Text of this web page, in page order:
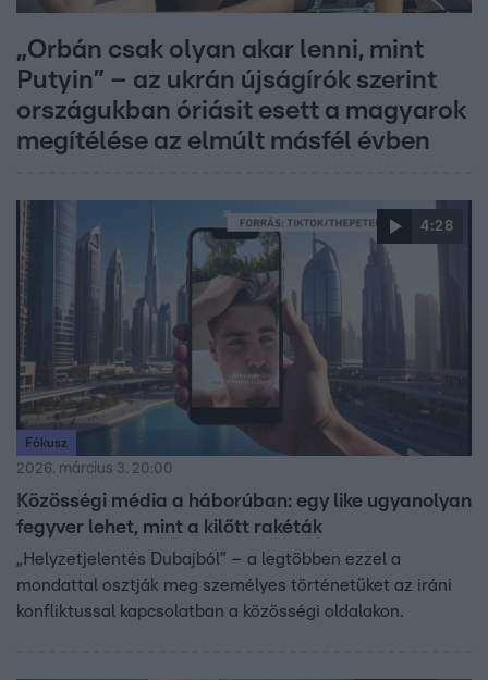
„Orbán csak olyan akar lenni, mint
Putyin” – az ukrán újságírók szerint
országukban óriásit esett a magyarok
megítélése az elmúlt másfél évben
4:28
Fókusz
2026. március 3. 20:00
Közösségi média a háborúban: egy like ugyanolyan
fegyver lehet, mint a kilőtt rakéták
„Helyzetjelentés Dubajból” – a legtöbben ezzel a
mondattal osztják meg személyes történetüket az iráni
konfliktussal kapcsolatban a közösségi oldalakon.